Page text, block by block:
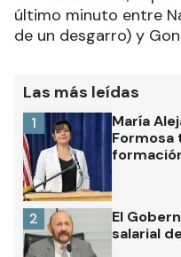
último minuto entre
de un desgarro) y
Las más leídas
María
Formosa
1
El
salarial
2